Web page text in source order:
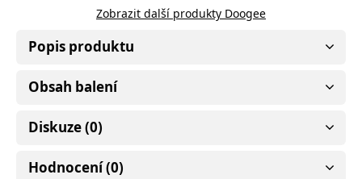
Zobrazit další produkty Doogee
Popis produktu
Obsah balení
Diskuze (0)
Hodnocení (0)